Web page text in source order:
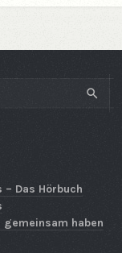
– Das Hörbuch
gemeinsam haben